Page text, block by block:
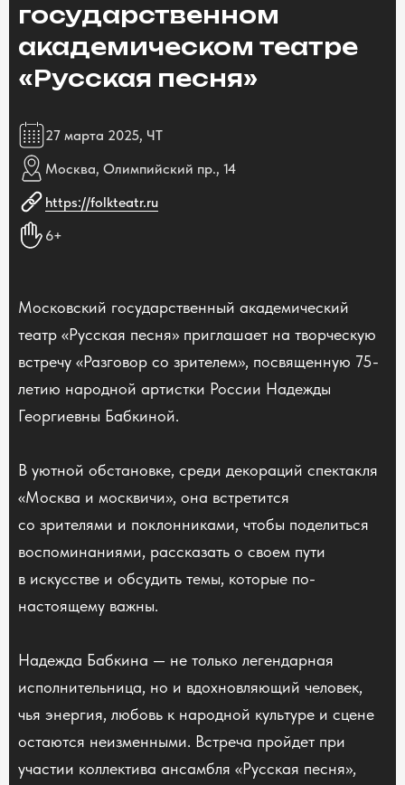
государственном
академическом театре
«Русская песня»
27 марта 2025, ЧТ
Москва, Олимпийский пр., 14
https://folkteatr.ru
6+
Московский государственный академический
театр «Русская песня» приглашает на творческую
встречу «Разговор со зрителем», посвященную 75-
летию народной артистки России Надежды
Георгиевны Бабкиной.
В уютной обстановке, среди декораций спектакля
«Москва и москвичи», она встретится
со зрителями и поклонниками, чтобы поделиться
воспоминаниями, рассказать о своем пути
в искусстве и обсудить темы, которые по-
настоящему важны.
Надежда Бабкина — не только легендарная
исполнительница, но и вдохновляющий человек,
чья энергия, любовь к народной культуре и сцене
остаются неизменными. Встреча пройдет при
участии коллектива ансамбля «Русская песня»,